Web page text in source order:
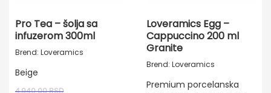
Pro Tea – šolja sa
infuzerom 300ml
Brend: Loveramics
Beige
4,940.00RSDOriginalna
Loveramics Egg –
Cappuccino 200 ml
Granite
Brend: Loveramics
Premium porcelanska